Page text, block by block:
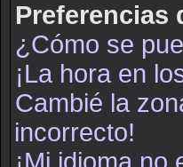
Preferencias
¿Cómo se
¡La hora en
Cambié la
incorrecto!